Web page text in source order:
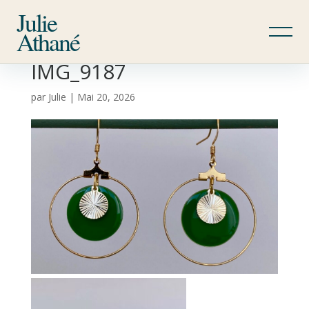
Julie
Athané
IMG_9187
par Julie | Mai 20, 2026